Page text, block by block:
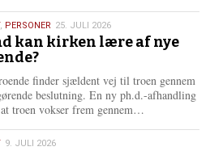
s
m
e
r
e
, PERSONER 25. JULI 2026
kan kirken lære af nye
finder sjældent vej til troen gennem
beslutning. En ny ph.d.-afhandling
troen vokser frem gennem…
9. JULI 2026